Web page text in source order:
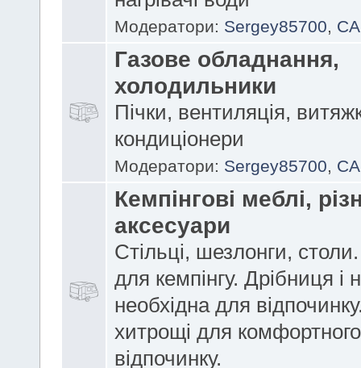
Модератори: Sergey85700,
Газове обладнання,
холодильники
Пічки, вентиляція,
кондиціонери
Модератори: Sergey85700,
Кемпінгові меблі,
аксесуари
Стільці, шезлонги,
для кемпінгу. Дрібниця і
необхідна для
хитрощі для комфортного
відпочинку.